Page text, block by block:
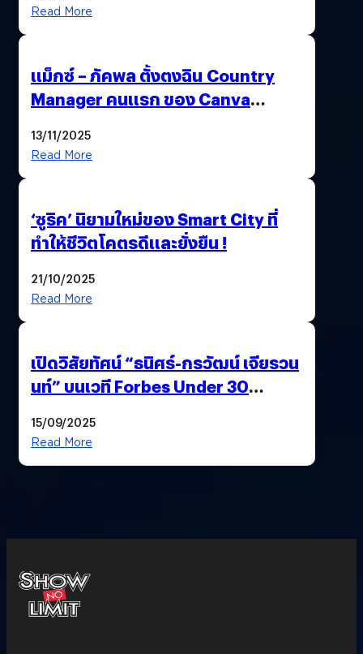
Read More
แม็กซ์ – ภัคพล ตั้งตงฉิน Country
Manager คนแรก ของ Canva
13/11/2025
Read More
‘ซูริค’ นิยามใหม่ของ Smart City ที่
ทำให้ชีวิตโคตรดีและยั่งยืน !
21/10/2025
Read More
เปิดวิสัยทัศน์ “ธนิศร์-กรวัฒน์ เจียรวน
นท์” บนเวที Forbes Under 30
15/09/2025
Read More